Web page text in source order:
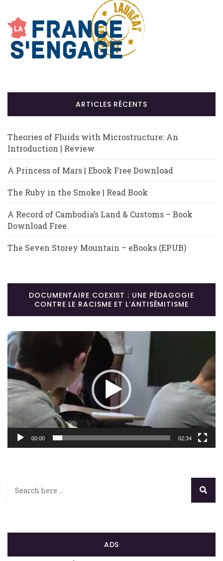
ARTICLES RÉCENTS
Theories of Fluids with Microstructure: An
Introduction | Review
A Princess of Mars | Ebook Free Download
The Ruby in the Smoke | Read Book
A Record of Cambodia’s Land & Customs – Book
Download Free
The Seven Storey Mountain – eBooks (EPUB)
DOCUMENTAIRE COEXIST : UNE PÉDAGOGIE
CONTRE LE RACISME ET L’ANTISÉMITISME
Lecteur
vidéo
00:00 02:34
ADS